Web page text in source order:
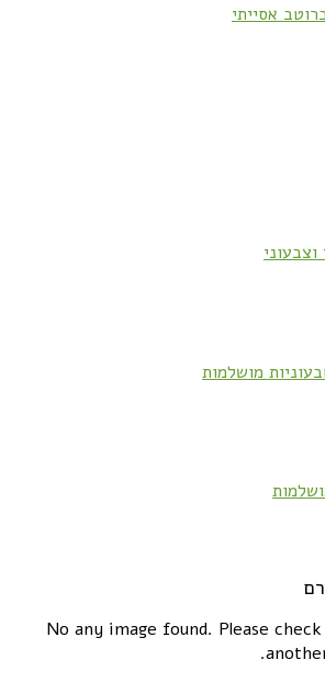
אסייתי
מושלמות
No any image found. Please